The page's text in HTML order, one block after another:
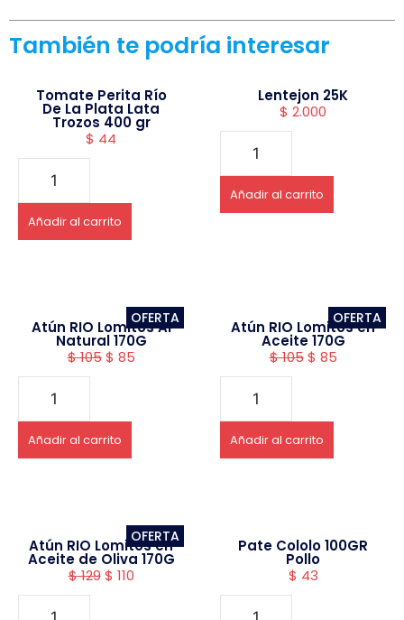
También te podría interesar
Tomate Perita Río
De La Plata Lata
Trozos 400 gr
$ 44
Añadir al carrito
Lentejon 25K
$ 2.000
Añadir al carrito
OFERTA
Atún RIO Lomitos Al
Natural 170G
$105 $ 85
Añadir al carrito
OFERTA
Atún RIO Lomitos en
Aceite 170G
$105 $ 85
Añadir al carrito
OFERTA
Atún RIO Lomitos en
Aceite de Oliva 170G
$129 $ 110
Pate Cololo 100GR
Pollo
$ 43